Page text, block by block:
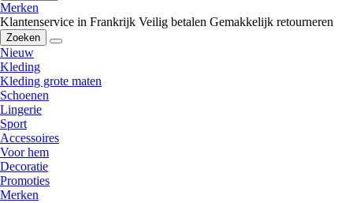
Merken
Klantenservice in Frankrijk Veilig betalen Gemakkelijk retourneren
Zoeken
Nieuw
Kleding
Kleding grote maten
Schoenen
Lingerie
Sport
Accessoires
Voor hem
Decoratie
Promoties
Merken